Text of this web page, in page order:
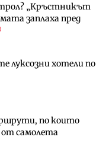
„Кръстникът
заплаха пред
луксозни хотели по
по които
самолета
150 устройства с
август
огромен
център в
работи само още
сушата продължи
изпълнител за
трамвайното
изток 2“
на цените